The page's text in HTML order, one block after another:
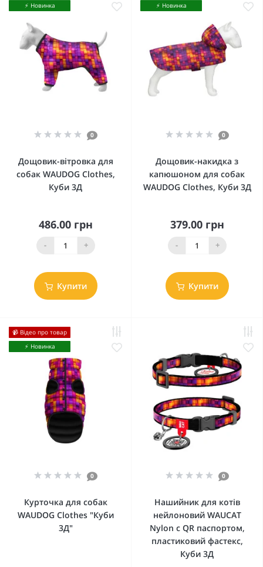
⚡️ Новинка
0
Дощовик-вітровка для
собак WAUDOG Clothes,
Куби 3Д
486.00 грн
- +
Купити
⚡️ Новинка
0
Дощовик-накидка з
капюшоном для собак
WAUDOG Clothes, Куби 3Д
379.00 грн
- +
Купити
📹 Відео про товар
⚡️ Новинка
0
Курточка для собак
WAUDOG Clothes "Куби
3Д"
0
Нашийник для котів
нейлоновий WAUCAT
Nylon c QR паспортом,
пластиковий фастекс,
Куби 3Д